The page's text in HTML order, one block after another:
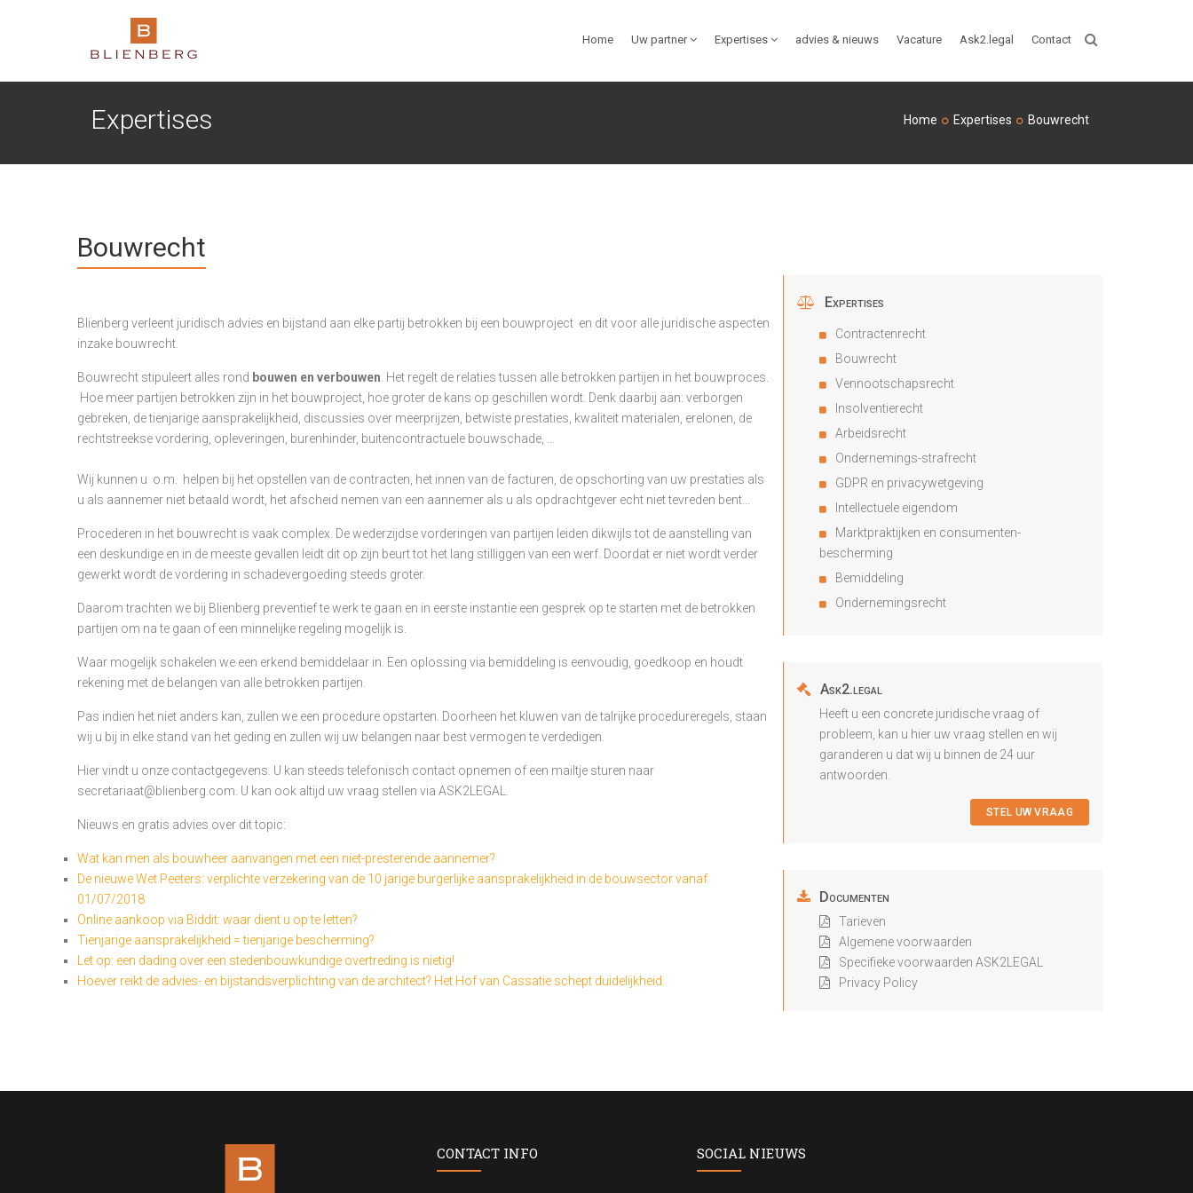
Home Uw partner Expertises advies & nieuws Vacature Ask2.legal Contact
Expertises Home Expertises Bouwrecht
Bouwrecht
Blienberg verleent juridisch advies en bijstand aan elke partij betrokken bij een bouwproject en dit voor alle juridische aspecten
inzake bouwrecht.
Bouwrecht stipuleert alles rond bouwen en verbouwen . Het regelt de relaties tussen alle betrokken partijen in het bouwproces.
Hoe meer partijen betrokken zijn in het bouwproject, hoe groter de kans op geschillen wordt. Denk daarbij aan: verborgen
gebreken, de tienjarige aansprakelijkheid, discussies over meerprijzen, betwiste prestaties, kwaliteit materialen, erelonen, de
rechtstreekse vordering, opleveringen, burenhinder, buitencontractuele bouwschade, …
Wij kunnen u o.m. helpen bij het opstellen van de contracten, het innen van de facturen, de opschorting van uw prestaties als
u als aannemer niet betaald wordt, het afscheid nemen van een aannemer als u als opdrachtgever echt niet tevreden bent...
Procederen in het bouwrecht is vaak complex. De wederzijdse vorderingen van partijen leiden dikwijls tot de aanstelling van
een deskundige en in de meeste gevallen leidt dit op zijn beurt tot het lang stilliggen van een werf. Doordat er niet wordt verder
gewerkt wordt de vordering in schadevergoeding steeds groter.
Daarom trachten we bij Blienberg preventief te werk te gaan en in eerste instantie een gesprek op te starten met de betrokken
partijen om na te gaan of een minnelijke regeling mogelijk is.
Waar mogelijk schakelen we een erkend bemiddelaar in. Een oplossing via bemiddeling is eenvoudig, goedkoop en houdt
rekening met de belangen van alle betrokken partijen.
Pas indien het niet anders kan, zullen we een procedure opstarten. Doorheen het kluwen van de talrijke procedureregels, staan
wij u bij in elke stand van het geding en zullen wij uw belangen naar best vermogen te verdedigen.
Hier vindt u onze contactgegevens. U kan steeds telefonisch contact opnemen of een mailtje sturen naar
secretariaat@blienberg.com. U kan ook altijd uw vraag stellen via ASK2LEGAL.
Nieuws en gratis advies over dit topic:
Wat kan men als bouwheer aanvangen met een niet-presterende aannemer?
De nieuwe Wet Peeters: verplichte verzekering van de 10 jarige burgerlijke aansprakelijkheid in de bouwsector vanaf
01/07/2018
Online aankoop via Biddit: waar dient u op te letten?
Tienjarige aansprakelijkheid = tienjarige bescherming?
Let op: een dading over een stedenbouwkundige overtreding is nietig!
Hoever reikt de advies- en bijstandsverplichting van de architect? Het Hof van Cassatie schept duidelijkheid.
Expertises
Contractenrecht
Bouwrecht
Vennootschapsrecht
Insolventierecht
Arbeidsrecht
Ondernemings-strafrecht
GDPR en privacywetgeving
Intellectuele eigendom
Marktpraktijken en consumenten-
bescherming
Bemiddeling
Ondernemingsrecht
Ask2.legal
Heeft u een concrete juridische vraag of
probleem, kan u hier uw vraag stellen en wij
garanderen u dat wij u binnen de 24 uur
antwoorden.
STEL UW VRAAG
Documenten
Tarieven
Algemene voorwaarden
Specifieke voorwaarden ASK2LEGAL
Privacy Policy
CONTACT INFO SOCIAL NIEUWS